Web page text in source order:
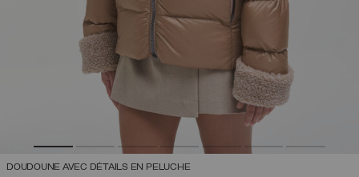
DOUDOUNE AVEC DÉTAILS EN PELUCHE